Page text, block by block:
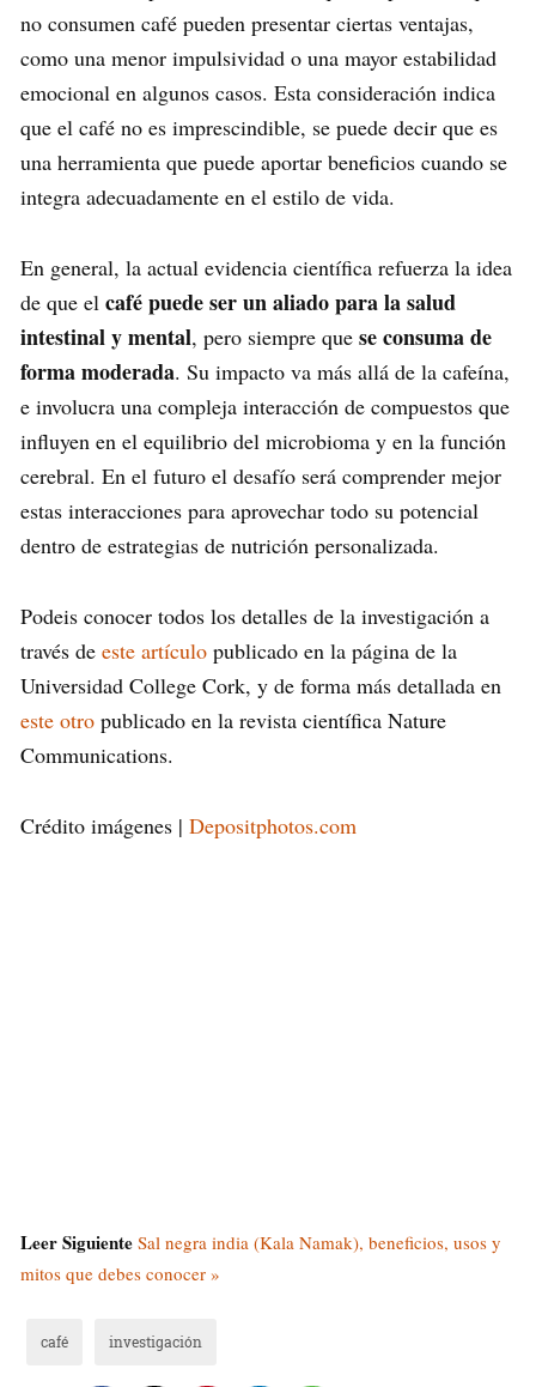
no consumen café pueden presentar ciertas ventajas,
como una menor impulsividad o una mayor estabilidad
emocional en algunos casos. Esta consideración indica
que el café no es imprescindible, se puede decir que es
una herramienta que puede aportar beneficios cuando se
integra adecuadamente en el estilo de vida.
En general, la actual evidencia científica refuerza la idea
de que el café puede ser un aliado para la salud
intestinal y mental, pero siempre que se consuma de
forma moderada. Su impacto va más allá de la cafeína,
e involucra una compleja interacción de compuestos que
influyen en el equilibrio del microbioma y en la función
cerebral. En el futuro el desafío será comprender mejor
estas interacciones para aprovechar todo su potencial
dentro de estrategias de nutrición personalizada.
Podeis conocer todos los detalles de la investigación a
través de este artículo publicado en la página de la
Universidad College Cork, y de forma más detallada en
este otro publicado en la revista científica Nature
Communications.
Crédito imágenes | Depositphotos.com
Leer Siguiente Sal negra india (Kala Namak), beneficios, usos y
mitos que debes conocer »
café investigación